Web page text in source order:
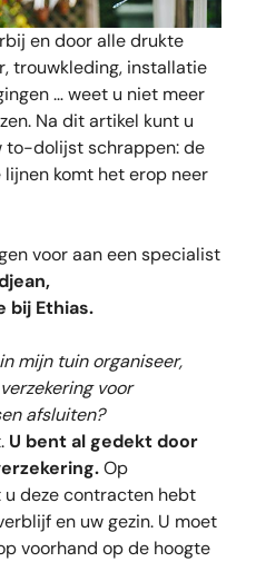
en door alle drukte
trouwkleding, installatie
… weet u niet meer
Na dit artikel kunt u
to-dolijst schrappen: de
lijnen komt het erop neer
voor aan een specialist
bij Ethias.
mijn tuin organiseer,
voor
afsluiten?
U bent al gedekt door
Op
deze contracten hebt
en uw gezin. U moet
voorhand op de hoogte